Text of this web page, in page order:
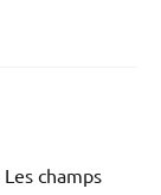
Les champs